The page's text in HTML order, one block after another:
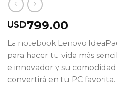
USD799.00
La notebook Lenovo
para hacer tu vida más
e innovador y su
convertirá en tu PC